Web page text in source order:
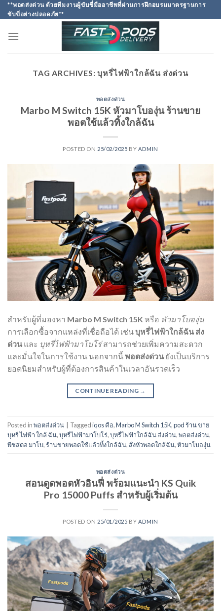
Skip
to
**พอตส่งด่วน ด้วยทีมงานผู้ขับขี่มืออาชีพที่ผ่านการฝึกอบรมมาตรฐานการ
ขับขี่อย่างปลอดภัย**
TAG ARCHIVES:บุหรี่ไฟฟ้าใกล้ฉัน ส่งด่วน
พอตส่งด่วน
Marbo M Switch 15K หัวมาโบองุ่น ร้านขาย
พอตใช้แล้วทิ้งใกล้ฉัน
POSTED ON 25/02/2025 BY ADMIN
สำหรับผู้ที่มองหา Marbo M Switch 15K หรือ หัวมาโบองุ่น
การเลือกซื้อจากแหล่งที่เชื่อถือได้ เช่นบุหรี่ไฟฟ้าใกล้ฉัน ส่ง
ด่วน และ บุหรี่ไฟฟ้ามาโบโร่สามารถช่วยเพิ่มความสะดวก
และมั่นใจในการใช้งาน นอกจากนี้พอตส่งด่วน ยังเป็นบริการ
ยอดนิยมสำหรับผู้ที่ต้องการสินค้าในเวลาอันรวดเร็ว
CONTINUE READING →
Posted inพอตส่งด่วน Taggediqos คือ,Marbo M Switch 15K,pod ร้าน ขาย
บุหรี่ ไฟฟ้า ใกล้ ฉัน,บุหรี่ไฟฟ้ามาโบโร่,บุหรี่ไฟฟ้าใกล้ฉัน ส่งด่วน,พอตส่งด่วน,
พีชสตอ มาโบ,ร้านขายพอตใช้แล้วทิ้งใกล้ฉัน, สั่งหัวพอตใกล้ฉัน,หัวมาโบองุ่น
พอตส่งด่วน
สอนดูดพอตหัวอินฟี่ พร้อมแนะนำ KS Quik
Pro 15000 Puffs สำหรับผู้เริ่มต้น
POSTED ON 25/01/2025 BY ADMIN